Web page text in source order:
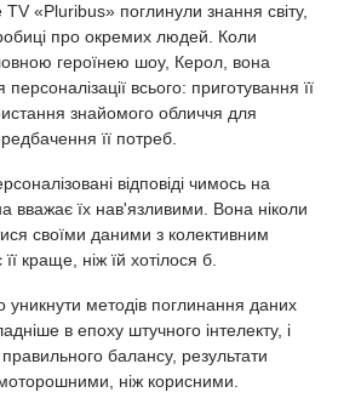
«Pluribus» поглинули знання світу,
про окремих людей. Коли
героїнею шоу, Керол, вона
персоналізації всього: приготування її
знайомого обличчя для
її потреб.
відповіді чимось на
вважає їх нав'язливими. Вона ніколи
своїми даними з колективним
краще, ніж їй хотілося б.
методів поглинання даних
в епоху штучного інтелекту, і
балансу, результати
ніж корисними.